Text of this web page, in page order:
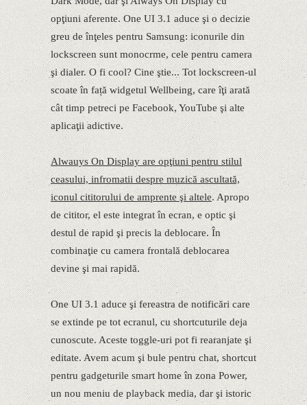
opţiuni aferente. One UI 3.1 aduce şi o decizie
greu de înţeles pentru Samsung: iconurile din
lockscreen sunt monocrme, cele pentru camera
şi dialer. O fi cool? Cine ştie... Tot lockscreen-ul
scoate în față widgetul Wellbeing, care îţi arată
cât timp petreci pe Facebook, YouTube şi alte
aplicaţii adictive.
Alwauys On Display are opţiuni pentru stilul
ceasului, infromatii despre muzică ascultată,
iconul cititorului de amprente şi altele. Apropo
de cititor, el este integrat în ecran, e optic şi
destul de rapid şi precis la deblocare. În
combinaţie cu camera frontală deblocarea
devine şi mai rapidă.
One UI 3.1 aduce şi fereastra de notificări care
se extinde pe tot ecranul, cu shortcuturile deja
cunoscute. Aceste toggle-uri pot fi rearanjate şi
editate. Avem acum şi bule pentru chat, shortcut
pentru gadgeturile smart home în zona Power,
un nou meniu de playback media, dar şi istoric